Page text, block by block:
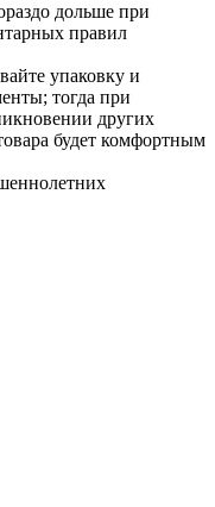
дольше при
правил
упаковку и
тогда при
других
будет комфортным